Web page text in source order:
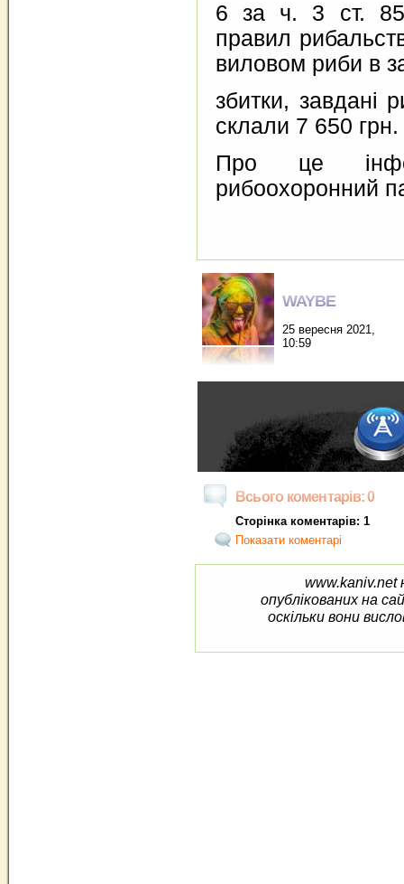
6 за ч. 3 ст.
правил
виловом риби в
збитки, завдані
склали 7 650 грн.
Про це
рибоохоронний
WAYBE
25 вересня 2021,
10:59
Всього коментарів: 0
Сторінка коментарів: 1
Показати коментарі
www.kaniv.net
опублікованих на
оскільки вони